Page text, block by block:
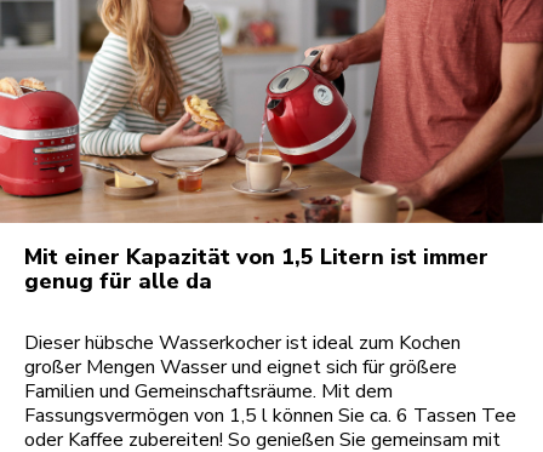
Mit einer Kapazität von 1,5 Litern ist immer
genug für alle da
Dieser hübsche Wasserkocher ist ideal zum Kochen
großer Mengen Wasser und eignet sich für größere
Familien und Gemeinschaftsräume. Mit dem
Fassungsvermögen von 1,5 l können Sie ca. 6 Tassen Tee
oder Kaffee zubereiten! So genießen Sie gemeinsam mit